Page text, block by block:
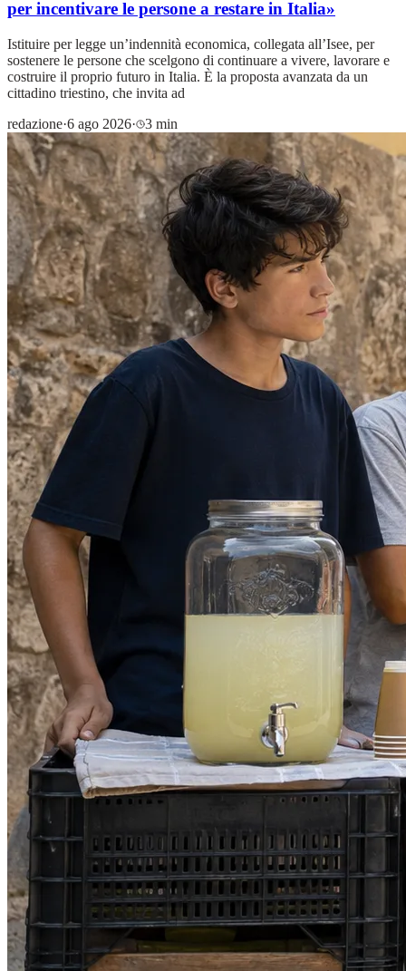
per incentivare le persone a restare in Italia»
Istituire per legge un’indennità economica, collegata all’Isee, per
sostenere le persone che scelgono di continuare a vivere, lavorare e
costruire il proprio futuro in Italia. È la proposta avanzata da un
cittadino triestino, che invita ad
redazione·6 ago 2026· 3 min